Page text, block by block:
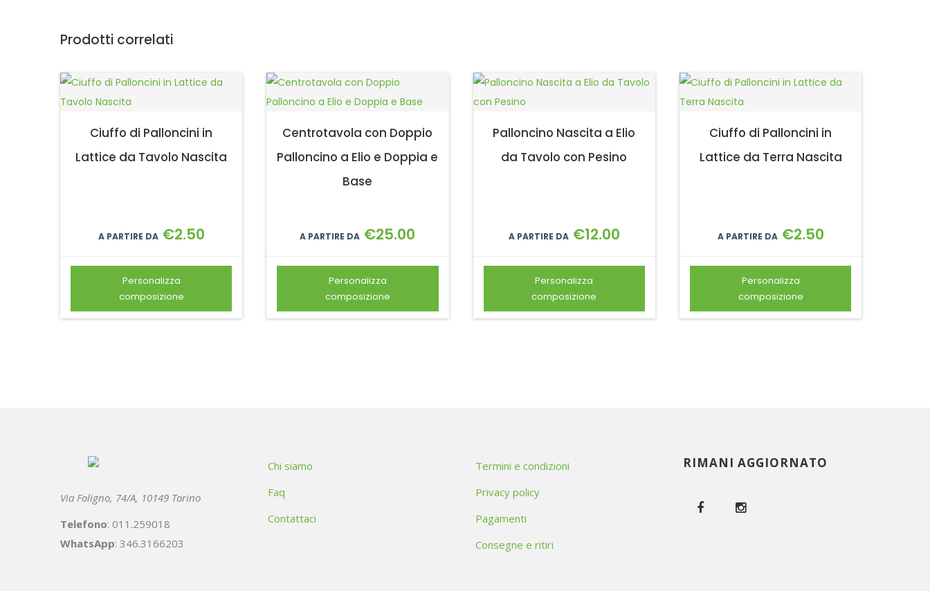
Prodotti correlati
Ciuffo di Palloncini in
Lattice da Tavolo Nascita
A PARTIRE DA €2.50
Personalizza
composizione
Centrotavola con Doppio
Palloncino a Elio e Doppia e
Base
A PARTIRE DA €25.00
Personalizza
composizione
Palloncino Nascita a Elio
da Tavolo con Pesino
A PARTIRE DA €12.00
Personalizza
composizione
Ciuffo di Palloncini in
Lattice da Terra Nascita
A PARTIRE DA €2.50
Personalizza
composizione
Via Foligno, 74/A, 10149 Torino
Telefono: 011.259018
WhatsApp: 346.3166203
Chi siamo
Faq
Contattaci
Termini e condizioni
Privacy policy
Pagamenti
Consegne e ritiri
RIMANI AGGIORNATO